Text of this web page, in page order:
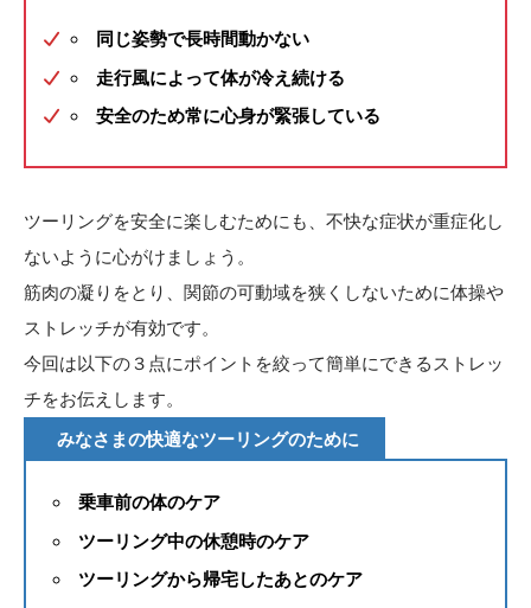
同じ姿勢で長時間動かない
走行風によって体が冷え続ける
安全のため常に心身が緊張している
ツーリングを安全に楽しむためにも、不快な症状が重症化し
ないように心がけましょう。
筋肉の凝りをとり、関節の可動域を狭くしないために体操や
ストレッチが有効です。
今回は以下の３点にポイントを絞って簡単にできるストレッ
チをお伝えします。
みなさまの快適なツーリングのために
乗車前の体のケア
ツーリング中の休憩時のケア
ツーリングから帰宅したあとのケア